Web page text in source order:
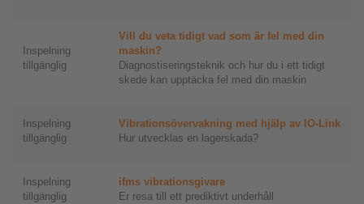
Inspelning
tillgänglig
Vill du veta tidigt vad som är fel med din
maskin?
Diagnostiseringsteknik och hur du i ett tidigt
skede kan upptäcka fel med din maskin
Inspelning
tillgänglig
Vibrationsövervakning med hjälp av IO-Link
Hur utvecklas en lagerskada?
Inspelning
tillgänglig
ifms vibrationsgivare
Er resa till ett prediktivt underhåll